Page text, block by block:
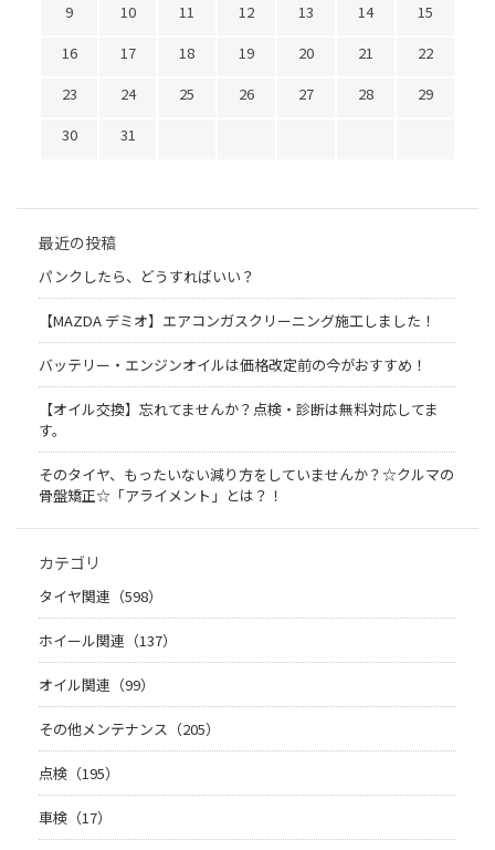
9
10 11 12 13 14
15
16
17 18 19 20 21
22
23
24 25 26 27 28
29
30
31
最近の投稿
パンクしたら、どうすればいい？
【MAZDA デミオ】エアコンガスクリーニング施工しました！
バッテリー・エンジンオイルは価格改定前の今がおすすめ！
【オイル交換】忘れてませんか？点検・診断は無料対応してま
す。
そのタイヤ、もったいない減り方をしていませんか？☆クルマの
骨盤矯正☆「アライメント」とは？！
カテゴリ
タイヤ関連（598）
ホイール関連（137）
オイル関連（99）
その他メンテナンス（205）
点検（195）
車検（17）